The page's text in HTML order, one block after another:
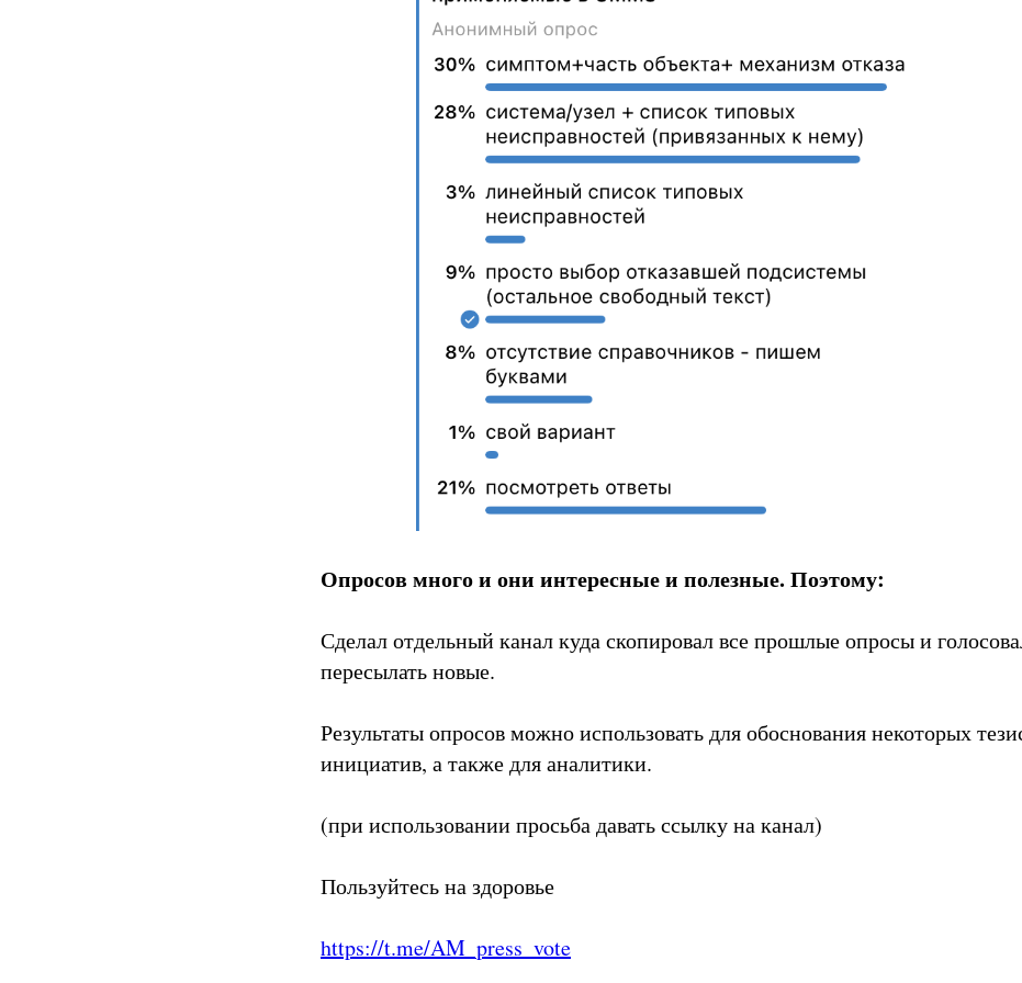
Опросов много и они интересные и полезные. Поэтому:
Сделал отдельный канал куда скопировал все прошлые опросы и
пересылать новые.
Результаты опросов можно использовать для обоснования некоторых
инициатив, а также для аналитики.
(при использовании просьба давать ссылку на канал)
Пользуйтесь на здоровье
https://t.me/AM_press_vote